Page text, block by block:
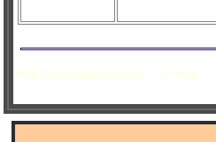
Folia_Conchyliologica_22.pdf (??? ko)